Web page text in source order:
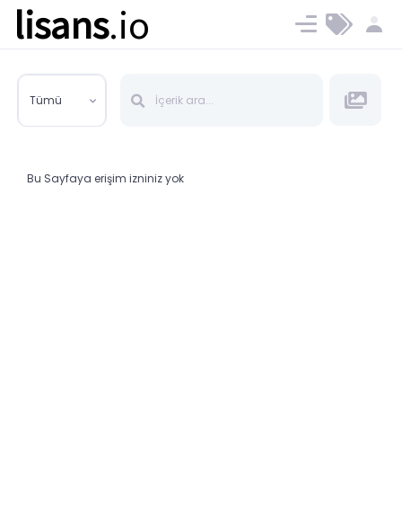
lisans.io Ücret ve Planlar
Tümü
Bu Sayfaya erişim izniniz yok